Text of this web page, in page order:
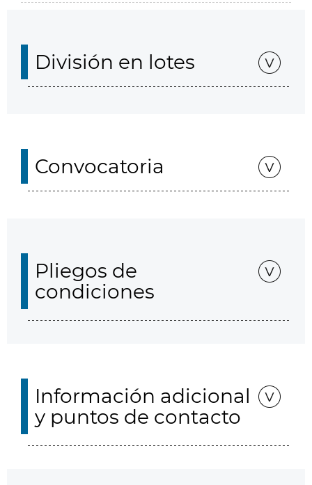
División en lotes
Convocatoria
Pliegos de
condiciones
Información adicional
y puntos de contacto